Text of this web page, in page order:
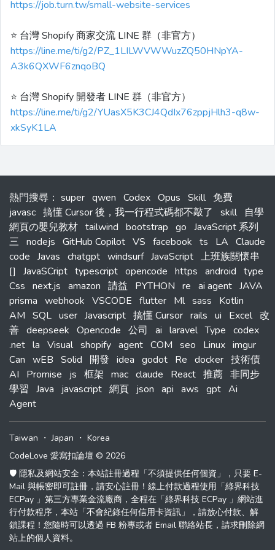
https://job.turn.tw/small-website-services
⭐️ 台灣 Shopify 商家交流 LINE 群（非官方）
https://line.me/ti/g2/PZ_1LILWVWWuzZQ50HNpYA-
A3k6QXWF6znqoBQ
⭐️ 台灣 Shopify 開發者 LINE 群（非官方）
https://line.me/ti/g2/YUasX5K3CJ4QdIx76zppjHlh3-q8w-
xkSyK1LA
熱門搜尋 ： super qwen Codex Opus Skill 免費
javasc 搞懂 Cursor 後，我一行程式碼都不敲了 skill
自學
網頁の嬰兒教材 tailwind bootstrap go JavaScript 系列
三 nodejs GitHub Copilot VS facebook ts LA Claude
code Javas chatgpt windsurf JavaScript 上班族關懷串
[]
JavaSCript typescript opencode https android type
Css next.js amazon 請益 PYTHON re ai agent JAVA
prisma webhook VSCODE flutter Ml sass
Kotlin
AM SQL user Javascript 搞懂 Cursor rails ui Excel 改
善 deepseek Opencode 公司 ai laravel Type codex
.net la Visual shopify agent COM seo Linux imgur
Can wEB Solid 開發 idea godot Re docker 技術債
AI
Promise js 框架 mac claude React 推薦 非同步
學習 Java javascript 網頁 json api aws gpt Ai
Agent
Taiwan ・Japan ・ Korea
CodeLove 愛寫扣論壇 © 2026
🛡️ 隱私及網站安全：本站註冊過程「不須提供任何個資」，只要 E-
Mail 與帳密即可註冊，請安心註冊！線上付款過程使用「綠界科技
ECPay 」第三方專業金流廠商，全程在「綠界科技 ECPay 」網站進
行付款程序，本站「不會紀錄任何信用卡資訊」，請放心付款、解
鎖課程！您隨時可以透過 FB 粉專或者 Email 聯絡站長，請求刪除網
站上的個人資料。